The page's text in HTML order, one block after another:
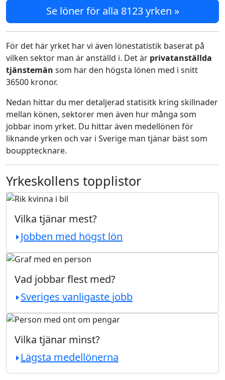
Se löner för alla 8123 yrken »
För det här yrket har vi även lönestatistik baserat på
vilken sektor man är anställd i. Det är privatanställda
tjänstemän som har den högsta lönen med i snitt
36500 kronor.
Nedan hittar du mer detaljerad statisitk kring skillnader
mellan könen, sektorer men även hur många som
jobbar inom yrket. Du hittar även medellönen för
liknande yrken och var i Sverige man tjänar bäst som
boupptecknare.
Yrkeskollens topplistor
Vilka tjänar mest?
Jobben med högst lön
Vad jobbar flest med?
Sveriges vanligaste jobb
Vilka tjänar minst?
Lägsta medellönerna